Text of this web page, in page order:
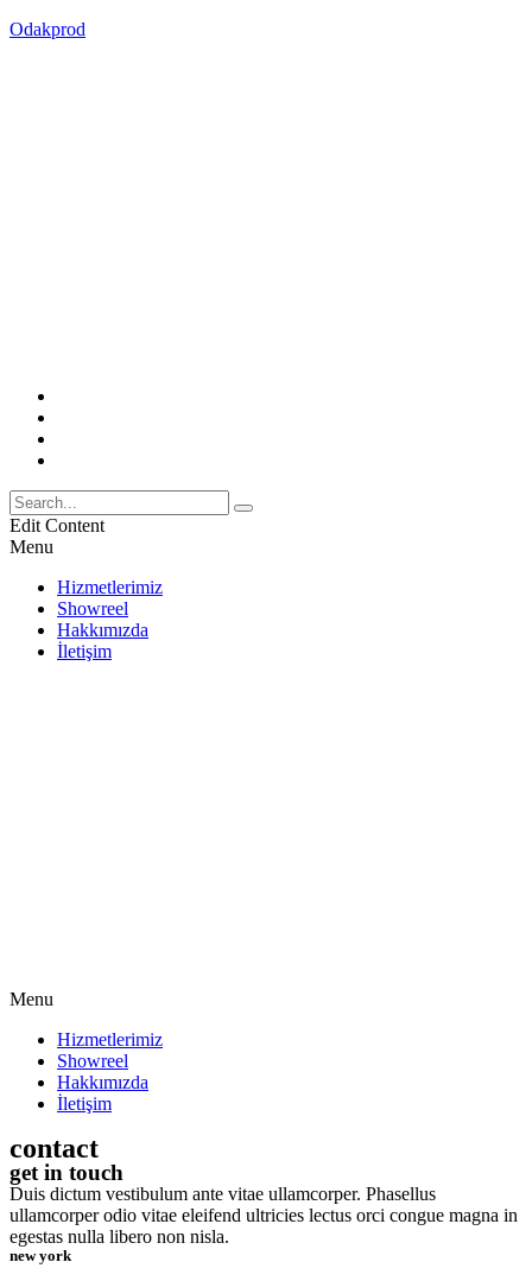
Odakprod
Edit Content
Menu
Hizmetlerimiz
Showreel
Hakkımızda
İletişim
Menu
Hizmetlerimiz
Showreel
Hakkımızda
İletişim
contact
get in touch
Duis dictum vestibulum ante vitae ullamcorper. Phasellus
ullamcorper odio vitae eleifend ultricies lectus orci congue magna in
egestas nulla libero non nisla.
new york